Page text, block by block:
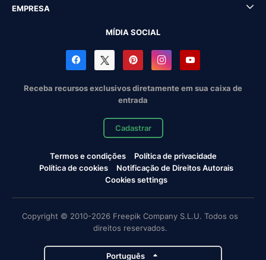
EMPRESA
MÍDIA SOCIAL
Receba recursos exclusivos diretamente em sua caixa de
entrada
Cadastrar
Termos e condições
Política de privacidade
Política de cookies
Notificação de Direitos Autorais
Cookies settings
Copyright © 2010-2026 Freepik Company S.L.U. Todos os
direitos reservados.
Português